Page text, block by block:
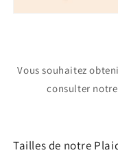
Vous souhaitez
consulter
Tailles de notre